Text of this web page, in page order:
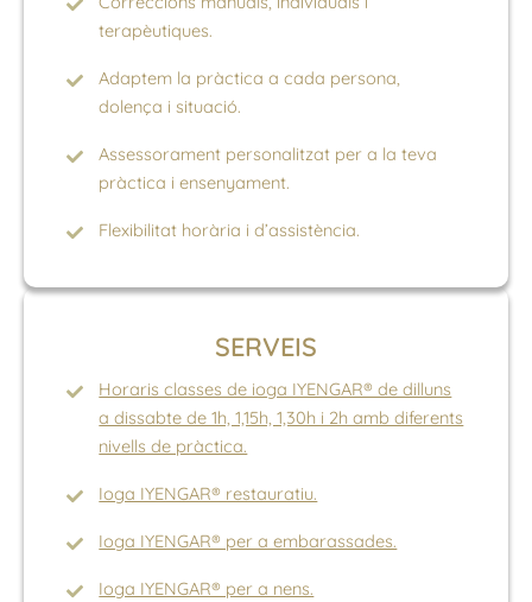
terapèutiques.
Adaptem la pràctica a cada persona,
dolença i situació.
Assessorament personalitzat per a la teva
pràctica i ensenyament.
Flexibilitat horària i d’assistència.
SERVEIS
Horaris classes de ioga IYENGAR® de dilluns
a dissabte de 1h, 1,15h, 1,30h i 2h amb diferents
nivells de pràctica.
Ioga IYENGAR® restauratiu.
Ioga IYENGAR® per a embarassades.
Ioga IYENGAR® per a nens.